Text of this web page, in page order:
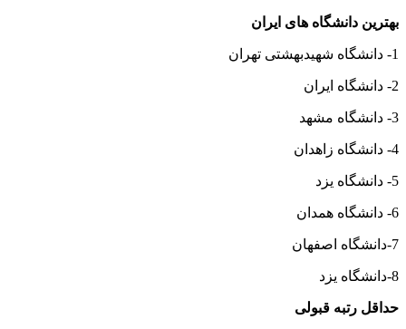
بهترین دانشگاه های ایران
1- دانشگاه شهیدبهشتی تهران
2- دانشگاه ایران
3- دانشگاه مشهد
4- دانشگاه زاهدان
5- دانشگاه یزد
6- دانشگاه همدان
7-دانشگاه اصفهان
8-دانشگاه یزد
حداقل رتبه قبولی